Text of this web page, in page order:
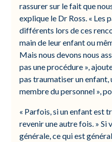
rassurer sur le fait que
explique le Dr Ross. « Les
différents lors de ces
main de leur enfant ou
Mais nous devons nous
pas une procédure »,
pas traumatiser un enfant,
membre du personnel »,
« Parfois, si un enfant est
revenir une autre fois. » Si
générale, ce qui est